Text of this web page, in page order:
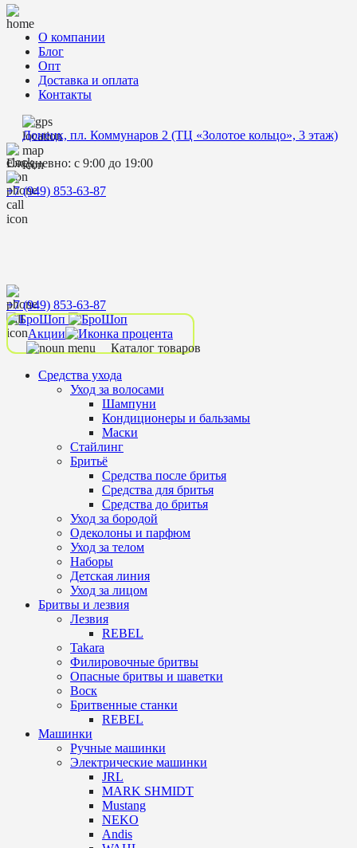
О компании
Блог
Опт
Доставка и оплата
Контакты
Донецк, пл. Коммунаров 2 (ТЦ «Золотое кольцо», 3 этаж)
Ежедневно: с 9:00 до 19:00
+7 (949) 853-63-87
+7 (949) 853-63-87
Акции
Каталог товаров
Средства ухода
Уход за волосами
Шампуни
Кондиционеры и бальзамы
Маски
Стайлинг
Бритьё
Средства после бритья
Средства для бритья
Средства до бритья
Уход за бородой
Одеколоны и парфюм
Уход за телом
Наборы
Детская линия
Уход за лицом
Бритвы и лезвия
Лезвия
REBEL
Takara
Филировочные бритвы
Опасные бритвы и шаветки
Воск
Бритвенные станки
REBEL
Машинки
Ручные машинки
Электрические машинки
JRL
MARK SHMIDT
Mustang
NEKO
Andis